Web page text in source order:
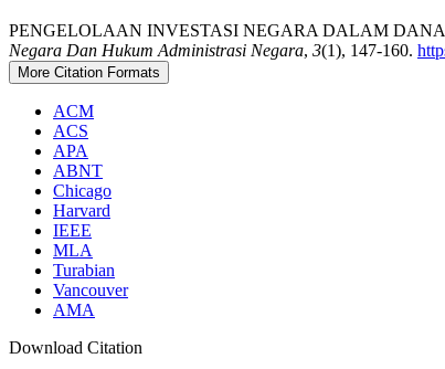
PENGELOLAAN INVESTASI NEGARA DALAM
Negara Dan Hukum Administrasi Negara, 3(1), 147-160.
More Citation Formats
ACM
ACS
APA
ABNT
Chicago
Harvard
IEEE
MLA
Turabian
Vancouver
AMA
Download Citation